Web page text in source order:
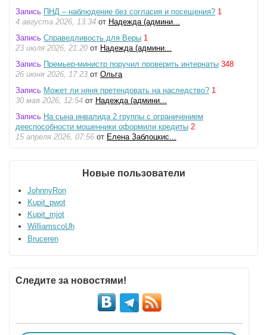
Запись ПНД – наблюдение без согласия и посещения? 1
4 августа 2026, 13:34 от Надежда (админи...
Запись Справедливость для Веры 1
23 июля 2026, 21:20 от Надежда (админи...
Запись Премьер-министр поручил проверить интернаты 348
26 июня 2026, 17:23 от Ольга
Запись Может ли няня претендовать на наследство? 1
30 мая 2026, 12:54 от Надежда (админи...
Запись На сына инвалида 2 группы с ограничением
дееспособности мошенники оформили кредиты 2
15 апреля 2026, 07:56 от Елена Заблоцкис...
Новые пользователи
JohnnyRon
Kupit_pwot
Kupit_mjot
WilliamscoUh
Bruceren
Следите за новостями!